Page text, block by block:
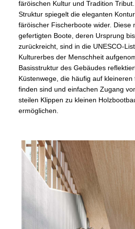
färöischen Kultur und Tradition
Struktur spiegelt die eleganten
färöischer Fischerboote wider. Diese
gefertigten Boote, deren Ursprung
zurückreicht, sind in die UNESCO-
Kulturerbes der Menschheit
Basisstruktur des Gebäudes
Küstenwege, die häufig auf
finden sind und einfachen Zugang
steilen Klippen zu kleinen
ermöglichen.